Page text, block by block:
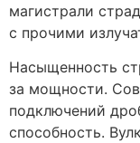
магистрали
с прочими
Насыщенность
за мощности.
подключений
способность.